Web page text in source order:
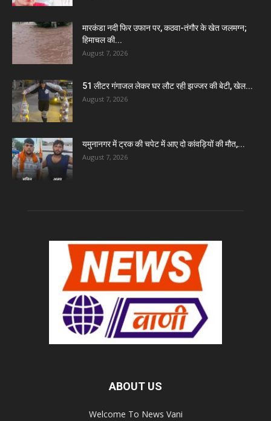
मारकंडा नदी फिर उफान पर, कठवा-तंगौर के खेत जलमग्न;
हिमाचल की...
August 7, 2026
51 लीटर गंगाजल लेकर घर लौट रही झज्जर की बेटी, खेल...
August 7, 2026
यमुनानगर में ट्रक की चपेट में आए दो कांवड़ियों की मौत,...
August 7, 2026
ABOUT US
Welcome To News Vani